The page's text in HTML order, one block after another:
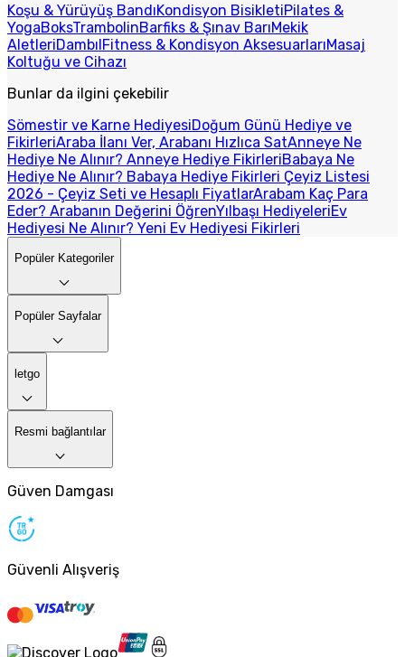
Koşu & Yürüyüş BandıKondisyon BisikletiPilates &
YogaBoksTrambolinBarfiks & Şınav BarıMekik
AletleriDambılFitness & Kondisyon AksesuarlarıMasaj
Koltuğu ve Cihazı
Bunlar da ilgini çekebilir
Sömestir ve Karne HediyesiDoğum Günü Hediye ve
FikirleriAraba İlanı Ver, Arabanı Hızlıca SatAnneye Ne
Hediye Ne Alınır? Anneye Hediye FikirleriBabaya Ne
Hediye Ne Alınır? Babaya Hediye Fikirleri Çeyiz Listesi
2026 - Çeyiz Seti ve Hesaplı FiyatlarArabam Kaç Para
Eder? Arabanın Değerini ÖğrenYılbaşı HediyeleriEv
Hediyesi Ne Alınır? Yeni Ev Hediyesi Fikirleri
Popüler Kategoriler
Popüler Sayfalar
letgo
Resmi bağlantılar
Güven Damgası
Güvenli Alışveriş